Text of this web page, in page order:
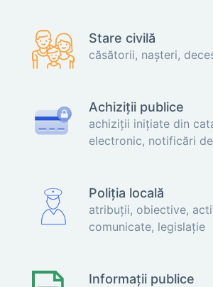
Stare civilă
căsătorii, naşteri,
Achiziții publice
achiziții inițiate din
electronic, notificări
Poliția locală
atribuții, obiective,
comunicate, legislație
Informații publice